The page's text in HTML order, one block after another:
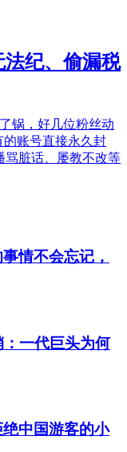
纪、偷漏税
锅，好几位粉丝动
的账号直接永久封
骂脏话、屡教不改等
情不会忘记，
一代巨头为何
中国游客的小